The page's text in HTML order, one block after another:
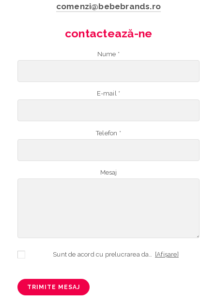
comenzi@bebebrands.ro
contactează-ne
Nume *
E-mail *
Telefon *
Mesaj
[Afișare]
TRIMITE MESAJ